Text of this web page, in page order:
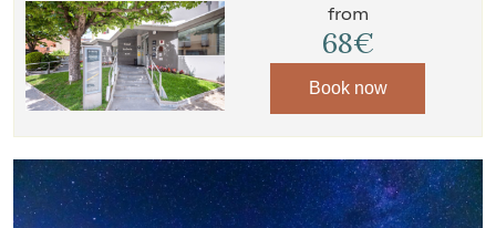
from
68€
Book now